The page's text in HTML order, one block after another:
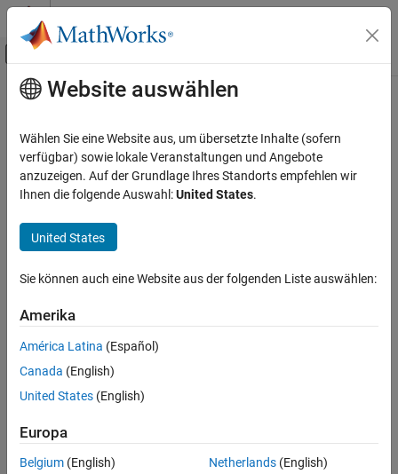
Weiter zum Inhalt
Umschaltung für Off-Canvas-
Startseite der Dokumentation
Fixed-Point Designer
Data Types Exploration
Fixed-Point Specification
Fixed-Point Specification in MATLAB
Functions for Programming and Data Types
isscaledtype
Syntax
Description
Examples
Version History
See Also
Hauptinhalt
isscaledtype
Determine whether input is fixed-point or scaled double data type
collapse all in page
tf = isscaledtype(a)
Description
tf = isscaledtype(
returns0(false).
example
tf = isscaledtype(
property ofnumerictypeobjectTisFixedorScaledDouble.
Otherwise, it returns
Website auswählen
Wählen Sie eine Website aus, um übersetzte Inhalte (sofern
verfügbar) sowie lokale Veranstaltungen und Angebote
anzuzeigen. Auf der Grundlage Ihres Standorts empfehlen wir
Ihnen die folgende Auswahl:United States.
United States
Sie können auch eine Website aus der folgenden Liste auswählen:
Amerika
América Latina (Español)
Canada (English)
United States (English)
Europa
Belgium (English)
Netherlands(English)